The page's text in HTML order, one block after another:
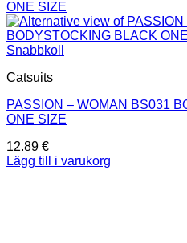
Snabbkoll
Catsuits
PASSION – WOMAN BS031
ONE SIZE
12.89 €
Lägg till i varukorg